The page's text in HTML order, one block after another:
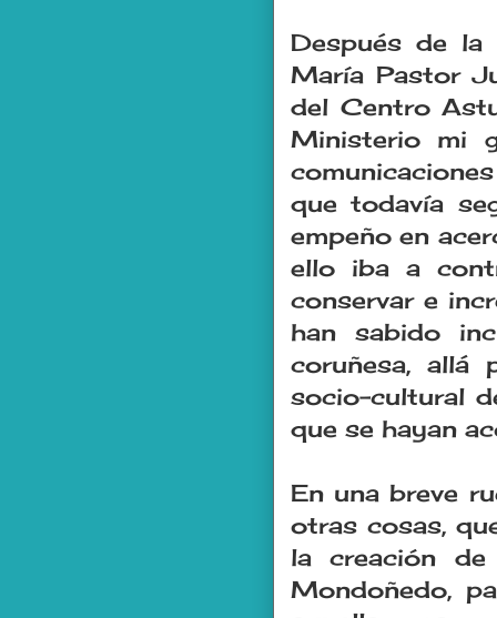
Después de la
María Pastor
del Centro
Ministerio mi
que todavía
empeño en
ello iba a
conservar e
han sabido
coruñesa, allá
socio-cultural
que se hayan
En una breve
otras cosas,
la creación
Mondoñedo,